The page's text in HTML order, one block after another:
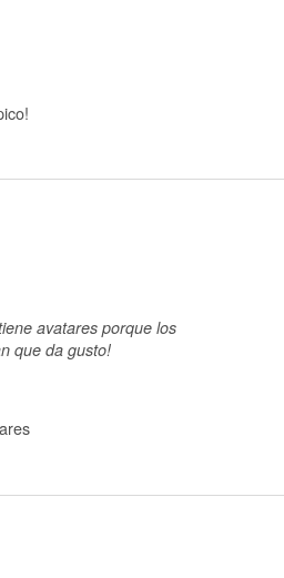
avatares porque los
que da gusto!